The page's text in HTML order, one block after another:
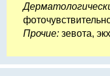
Прочие: зевота,